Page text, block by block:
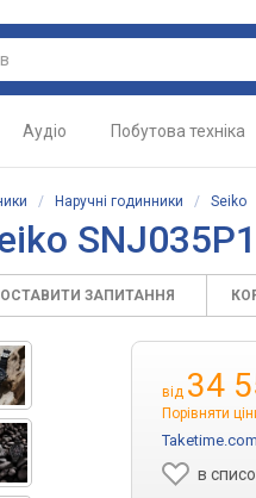
Аудіо Побутова техніка
/ Наручні годинники / Seiko
SNJ035P1
ЗАПИТАННЯ
від 34
Порівняти
в